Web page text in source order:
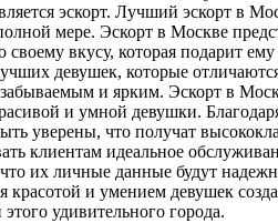
эскорт. Лучший эскорт в
мере. Эскорт в Москве
вкусу, которая подарит
девушек, которые
и ярким. Эскорт в
и умной девушки.
уверены, что получат
клиентам идеальное
их личные данные будут
и умением девушек
удивительного города.